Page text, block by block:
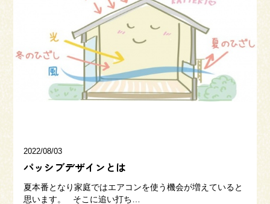
私たちのこと
三和建設の強み
リフォーム
会社概要
2022/08/03
パッシブデザインとは
夏本番となり家庭ではエアコンを使う機会が増えていると
思います。 そこに追い打ち…